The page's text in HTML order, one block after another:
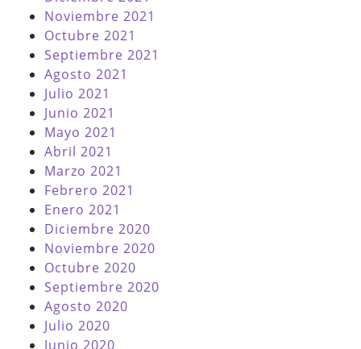
Noviembre 2021
Octubre 2021
Septiembre 2021
Agosto 2021
Julio 2021
Junio 2021
Mayo 2021
Abril 2021
Marzo 2021
Febrero 2021
Enero 2021
Diciembre 2020
Noviembre 2020
Octubre 2020
Septiembre 2020
Agosto 2020
Julio 2020
Junio 2020